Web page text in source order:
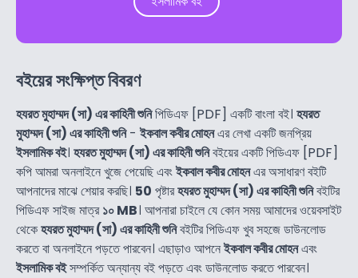
বইয়ের সংক্ষিপ্ত বিবরণ
হযরত মুহাম্মদ (সা) এর কাহিনী শুনিপিডিএফ [PDF] একটি বাংলা বই। হযরত
মুহাম্মদ (সা) এর কাহিনী শুনি- ইকবাল কবীর মোহনএর লেখা একটি জনপ্রিয়
ইসলামিক বই। হযরত মুহাম্মদ (সা) এর কাহিনী শুনিবইয়ের একটি পিডিএফ [PDF]
কপি আমরা অনলাইনে খুজে পেয়েছি এবংইকবাল কবীর মোহনএর অসাধারণ বইটি
আপনাদের মাঝে শেয়ার করছি। 50 পৃষ্টারহযরত মুহাম্মদ (সা) এর কাহিনী শুনিবইটির
পিডিএফ সাইজ মাত্র১০ MB। আপনারা চাইলে যে কোন সময় আমাদের ওয়েবসাইট
থেকেহযরত মুহাম্মদ (সা) এর কাহিনী শুনিবইটির পিডিএফ খুব সহজে ডাউনলোড
করতে বা অনলাইনে পড়তে পারবেন। এছাড়াও আপনেইকবাল কবীর মোহনএবং
ইসলামিক বইসম্পর্কিত অন্যান্য বই পড়তে এবং ডাউনলোড করতে পারবেন।